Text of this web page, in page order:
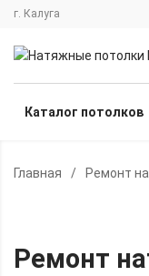
г. Калуга
Каталог потолков
Главная / Ремонт
Ремонт